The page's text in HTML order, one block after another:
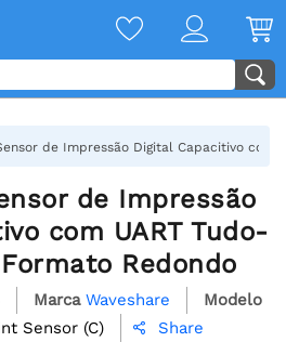
de Impressão Digital Capacitivo com
de Impressão
com UART Tudo-
Redondo
Marca Waveshare
Modelo
Sensor (C)

Share